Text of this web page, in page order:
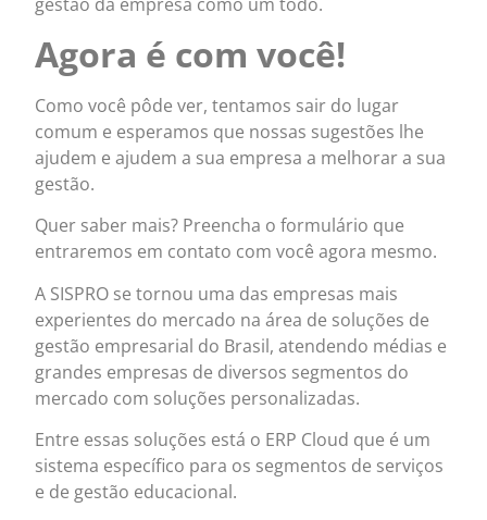
Agora é com você!
Como você pôde ver, tentamos sair do lugar
comum e esperamos que nossas sugestões lhe
ajudem e ajudem a sua empresa a melhorar a sua
gestão.
Quer saber mais? Preencha o formulário que
entraremos em contato com você agora mesmo.
A SISPRO se tornou uma das empresas mais
experientes do mercado na área de soluções de
gestão empresarial do Brasil, atendendo médias e
grandes empresas de diversos segmentos do
mercado com soluções personalizadas.
Entre essas soluções está o ERP Cloud que é um
sistema específico para os segmentos de serviços
e de gestão educacional.